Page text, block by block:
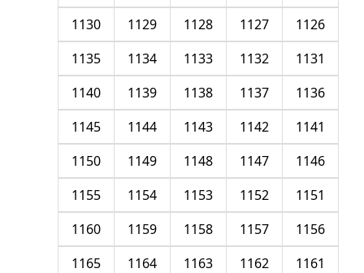
1126
1127
1128
1129
1130
1131
1132
1133
1134
1135
1136
1137
1138
1139
1140
1141
1142
1143
1144
1145
1146
1147
1148
1149
1150
1151
1152
1153
1154
1155
1156
1157
1158
1159
1160
1161
1162
1163
1164
1165